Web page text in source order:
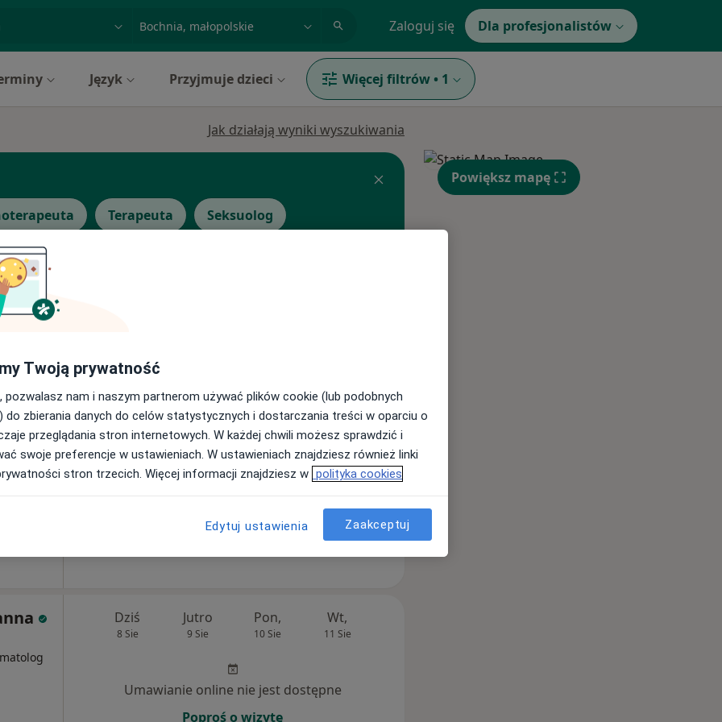
Zaloguj się Dla profesjonalistów
Język Przyjmuje dzieci Więcej filtrów • 1
Jak działają wyniki wyszukiwania
Terapeuta Seksuolog
Umawianie online nie jest dostępne
Poproś o wizytę
Dziś
8 Sie
Jutro
9 Sie
Pon,
10 Sie
Wt,
11 Sie
Umawianie online nie jest dostępne
Poproś o wizytę
Powiększ mapę
Twoją prywatność
pozwalasz nam i naszym partnerom używać plików cookie (lub podobnych
do zbierania danych do celów statystycznych i dostarczania treści w oparciu o
przeglądania stron internetowych. W każdej chwili możesz sprawdzić i
swoje preferencje w ustawieniach. W ustawieniach znajdziesz również linki
stron trzecich. Więcej informacji znajdziesz w polityka cookies
Edytuj ustawienia Zaakceptuj